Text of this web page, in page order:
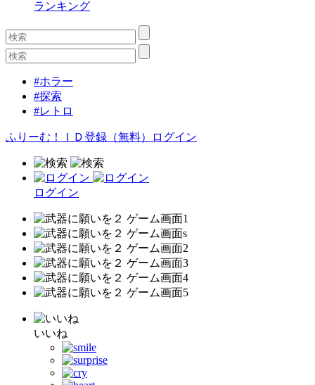
ランキング
#ホラー
#探索
#レトロ
ふりーむ！ＩＤ登録（無料） ログイン
ログイン
いいね